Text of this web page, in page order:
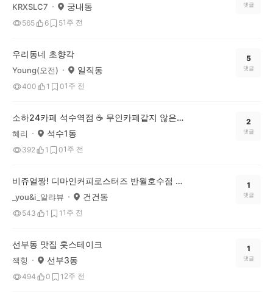
KRXSLC7 궁내동
565 6 51주 전
댓글
우리동네 초향각
Young(오전) 일직동
400 1 01주 전
5
댓글
소하24카페 석수역점 ☕️ 무인카페같지 않은 무인카페
혜리 석수1동
392 1 01주 전
2
댓글
비쥬얼짱! 디마인커피로스터즈 반월호수점 카페
_you&i_알랴뷰 건건동
543 1 1 1주 전
1
댓글
선부동 맛집 훗스테이크
잭힝 선부3동
494 0 1 2주 전
1
댓글